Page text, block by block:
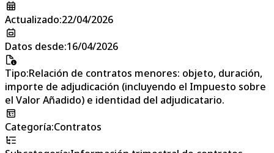
Actualizado:22/04/2026
Datos desde:16/04/2026
Tipo:Relación de contratos menores: objeto, duración,
importe de adjudicación (incluyendo el Impuesto sobre
el Valor Añadido) e identidad del adjudicatario.
Categoría:Contratos